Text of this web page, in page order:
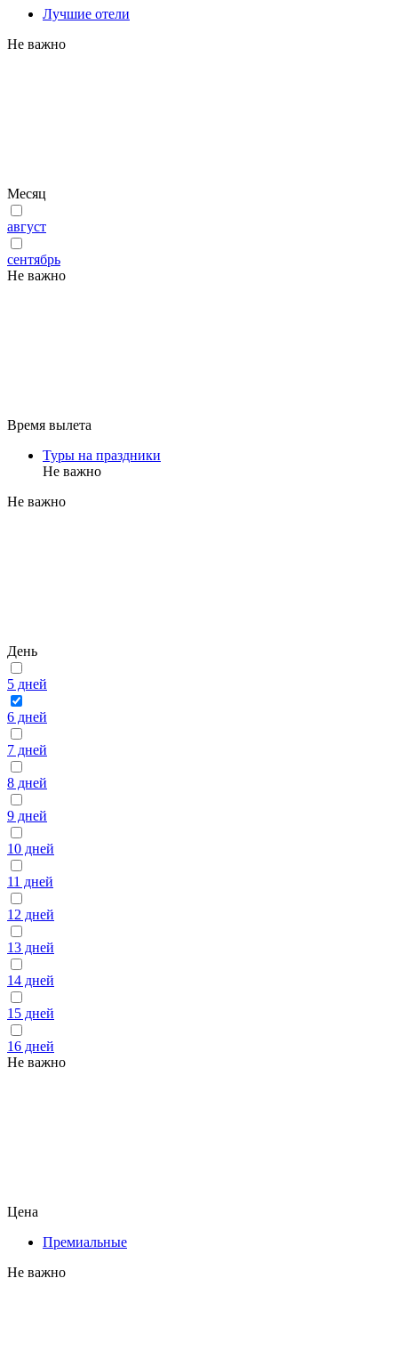
Лучшие отели
Не важно
Месяц
август
сентябрь
Не важно
Время вылета
Туры на праздники
Не важно
Не важно
День
5 дней
6 дней
7 дней
8 дней
9 дней
10 дней
11 дней
12 дней
13 дней
14 дней
15 дней
16 дней
Не важно
Цена
Премиальные
Не важно